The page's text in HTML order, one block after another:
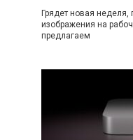
Грядет новая
изображения на
предлагаем